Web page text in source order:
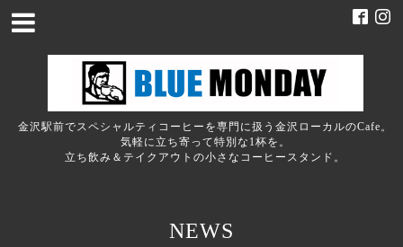
金沢駅前でスペシャルティコーヒーを専門に扱う金沢ローカルのCafe。
気軽に立ち寄って特別な1杯を。
立ち飲み＆テイクアウトの小さなコーヒースタンド。
NEWS